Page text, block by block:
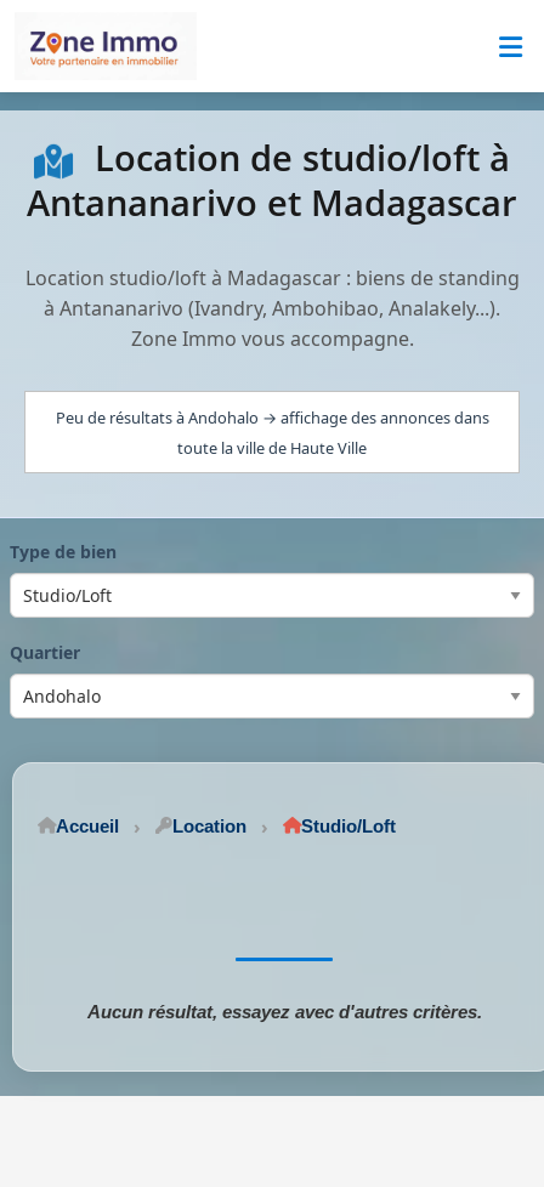
Location de studio/loft à
Antananarivo et Madagascar
Location studio/loft à Madagascar : biens de standing
à Antananarivo (Ivandry, Ambohibao, Analakely...).
Zone Immo vous accompagne.
Peu de résultats à Andohalo → affichage des annonces dans
toute la ville de Haute Ville
Type de bien
Quartier
Accueil Location Studio/Loft
Aucun résultat, essayez avec d'autres critères.